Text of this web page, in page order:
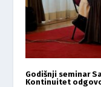
Godišnji seminar
Kontinuitet